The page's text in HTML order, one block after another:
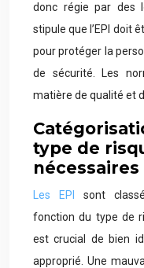
donc régie par des
stipule que l’EPI doit
pour protéger la
de sécurité. Les
matière de qualité et
type de
nécessaires
Les EPI sont
fonction du type de
est crucial de bien
approprié. Une